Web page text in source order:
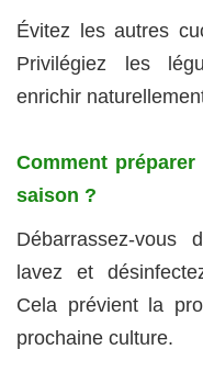
Évitez les autres
Privilégiez les
enrichir
Comment
saison ?
Débarrassez-
lavez et
Cela prévient la
prochaine culture.